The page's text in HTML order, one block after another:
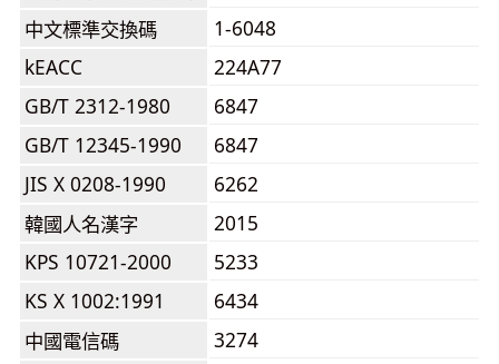
中文標準交換碼
1-6048
kEACC
224A77
GB/T 2312-1980
6847
GB/T 12345-1990
6847
JIS X 0208-1990
6262
韓國人名漢字
2015
KPS 10721-2000
5233
KS X 1002:1991
6434
中國電信碼
3274